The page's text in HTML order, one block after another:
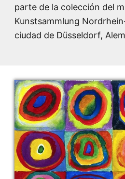
parte de la colección del
Kunstsammlung
ciudad de Düsseldorf,